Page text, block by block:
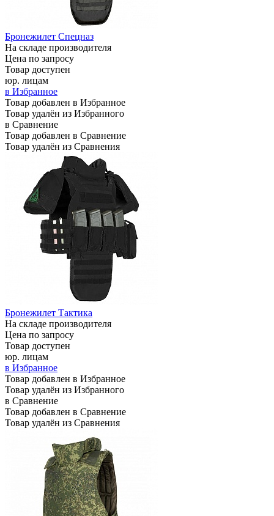
Бронежилет Спецназ
На складе производителя
Цена по запросу
Товар доступен
юр. лицам
в Избранное
Товар добавлен в Избранное
Товар удалён из Избранного
в Сравнение
Товар добавлен в Сравнение
Товар удалён из Сравнения
Бронежилет Тактика
На складе производителя
Цена по запросу
Товар доступен
юр. лицам
в Избранное
Товар добавлен в Избранное
Товар удалён из Избранного
в Сравнение
Товар добавлен в Сравнение
Товар удалён из Сравнения